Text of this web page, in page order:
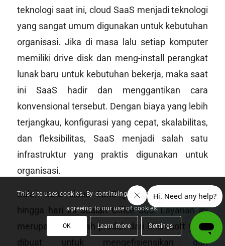
teknologi saat ini, cloud SaaS menjadi teknologi
yang sangat umum digunakan untuk kebutuhan
organisasi. Jika di masa lalu setiap komputer
memilikidrive disk dan meng-install
perangkat
lunak baru untuk kebutuhan bekerja, maka saat
ini SaaS hadir dan menggantikan cara
konvensional tersebut. Dengan biaya yang lebih
terjangkau, konfigurasi yang cepat, skalabilitas,
dan fleksibilitas, SaaS menjadi salah satu
infrastruktur yang praktis digunakan untuk
organisasi.
Salah satu cloud SaaS yang cukup populer
hingga hari ini adalah Office 365. Layanan ini
merupakan sebuah produk dari Microsoft yang
dibuat untuk mengefisiensikan dan
This site uses cookies. By continuing to browse the site, you are
agreeing to our use of cookies.
OK Learn more Settings